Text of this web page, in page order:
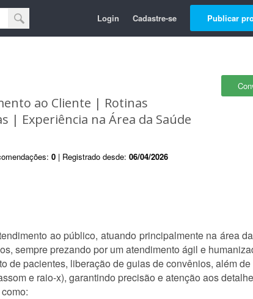
Login Cadastre-se Publicar
ao Cliente | Rotinas
| Experiência na Área da Saúde
0 | Registrado desde: 06/04/2026
ao público, atuando principalmente na área
sempre prezando por um atendimento ágil e
de pacientes, liberação de guias de convênios, além
e raio-x), garantindo precisão e atenção aos